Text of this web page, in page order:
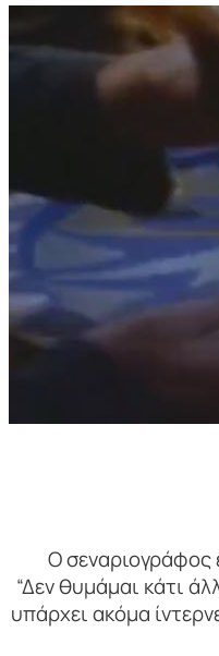
Ο σεναριογράφος
“Δεν θυμάμαι κάτι
υπάρχει ακόμα